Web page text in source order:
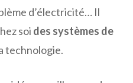
d’électricité… Il
soi des systèmes de
technologie.